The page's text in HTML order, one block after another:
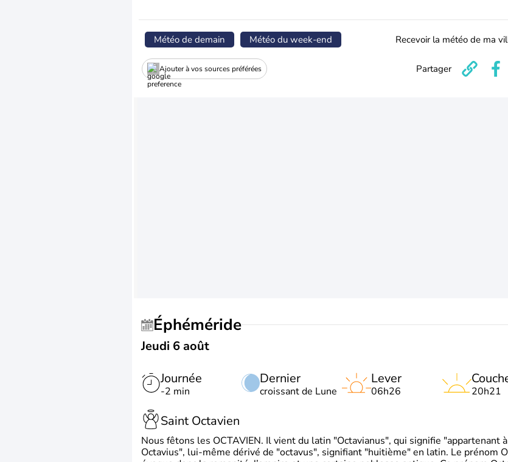
Météo de demain Météo du week-end Recevoir la météo de ma
Ajouter à vos sources préférées Partager
Éphéméride
Jeudi 6 août
Journée
-2 min
Dernier
croissant de Lune
Lever
06h26 20h21
Saint Octavien
Nous fêtons les OCTAVIEN. Il vient du latin "Octavianus", qui signifie "appartenant à
Octavius", lui-même dérivé de "octavus", signifiant "huitième" en latin. Le prénom